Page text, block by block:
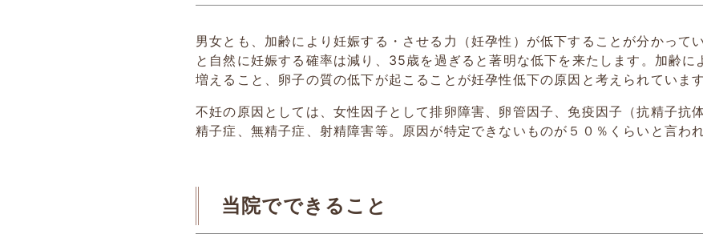
男女とも、加齢により妊娠する・させる力（妊孕性）が低下することが分かって
と自然に妊娠する確率は減り、35歳を過ぎると著明な低下を来たします。加齢に
増えること、卵子の質の低下が起こることが妊孕性低下の原因と考えられています
不妊の原因としては、女性因子として排卵障害、卵管因子、免疫因子（抗精子抗
精子症、無精子症、射精障害等。原因が特定できないものが５０％くらいと言わ
当院でできること